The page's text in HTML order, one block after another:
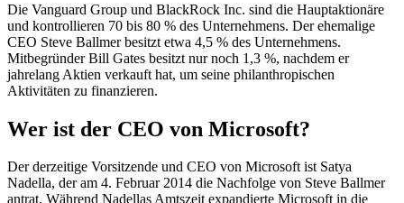
Die Vanguard Group und BlackRock Inc. sind die Hauptaktionäre
und kontrollieren 70 bis 80 % des Unternehmens. Der ehemalige
CEO Steve Ballmer besitzt etwa 4,5 % des Unternehmens.
Mitbegründer Bill Gates besitzt nur noch 1,3 %, nachdem er
jahrelang Aktien verkauft hat, um seine philanthropischen
Aktivitäten zu finanzieren.
Wer ist der CEO von Microsoft?
Der derzeitige Vorsitzende und CEO von Microsoft ist Satya
Nadella, der am 4. Februar 2014 die Nachfolge von Steve Ballmer
antrat. Während Nadellas Amtszeit expandierte Microsoft in die